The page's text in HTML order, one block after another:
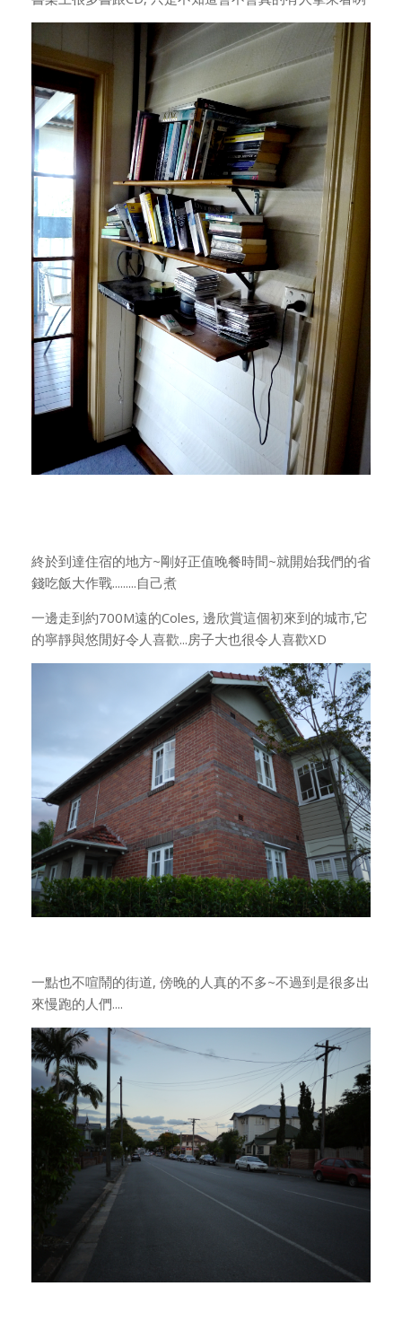
終於到達住宿的地方~剛好正值晚餐時間~就開始我們的省
錢吃飯大作戰.........自己煮
一邊走到約700M遠的Coles, 邊欣賞這個初來到的城市,它
的寧靜與悠閒好令人喜歡...房子大也很令人喜歡XD
一點也不喧鬧的街道, 傍晚的人真的不多~不過到是很多出
來慢跑的人們....